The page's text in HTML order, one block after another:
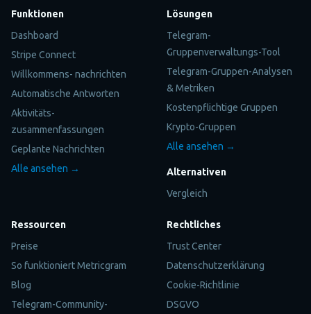
Funktionen
Dashboard
Stripe Connect
Willkommens- nachrichten
Automatische Antworten
Aktivitäts-
zusammenfassungen
Geplante Nachrichten
Alle ansehen →
Lösungen
Telegram-
Gruppenverwaltungs-Tool
Telegram-Gruppen-Analysen
& Metriken
Kostenpflichtige Gruppen
Krypto-Gruppen
Alle ansehen →
Alternativen
Vergleich
Ressourcen
Preise
So funktioniert Metricgram
Blog
Telegram-Community-
Rechtliches
Trust Center
Datenschutzerklärung
Cookie-Richtlinie
DSGVO